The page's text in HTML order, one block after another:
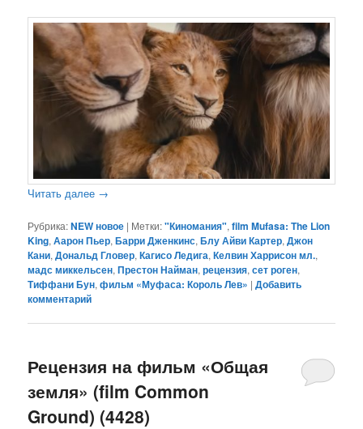
Читать далее →
Рубрика:NEW новое | Метки:"Киномания",film Mufasa: The Lion
King,Аарон Пьер,Барри Дженкинс,Блу Айви Картер,Джон
Кани,Дональд Гловер,Кагисо Ледига,Келвин Харрисон мл.,
мадс миккельсен,Престон Найман,рецензия,сет роген,
Тиффани Бун,фильм «Муфаса: Король Лев» |Добавить
комментарий
Рецензия на фильм «Общая
земля» (film Common
Ground) (4428)